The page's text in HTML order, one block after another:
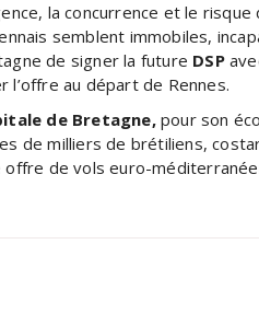
la concurrence et le
semblent immobiles,
de signer la future DSP
l’offre au départ de Rennes.
de Bretagne,pour son
de milliers de brétiliens,
offre de vols euro-